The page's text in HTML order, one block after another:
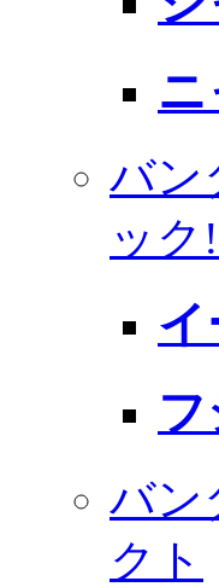
ニ
バン
ッ
イ
バン
クト